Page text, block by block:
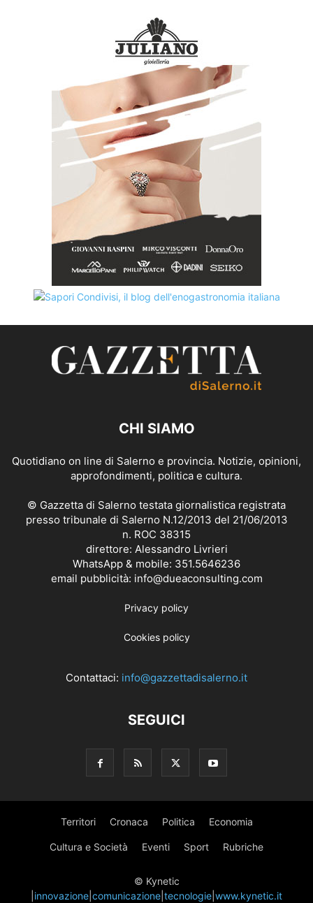
CHI SIAMO
Quotidiano on line di Salerno e provincia. Notizie, opinioni,
approfondimenti, politica e cultura.
© Gazzetta di Salerno testata giornalistica registrata
presso tribunale di Salerno N.12/2013 del 21/06/2013
n. ROC 38315
direttore: Alessandro Livrieri
WhatsApp & mobile: 351.5646236
email pubblicità: info@dueaconsulting.com
Privacy policy
Cookies policy
Contattaci: info@gazzettadisalerno.it
SEGUICI
Territori Cronaca Politica Economia
Cultura e Società Eventi Sport Rubriche
© Kynetic
innovazione comunicazione tecnologie www.kynetic.it